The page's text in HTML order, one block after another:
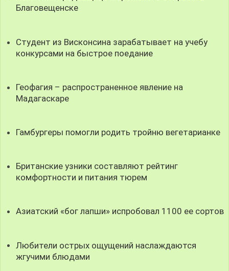
Благовещенске
Студент из Висконсина зарабатывает на учебу
конкурсами на быстрое поедание
Геофагия – распространенное явление на
Мадагаскаре
Гамбургеры помогли родить тройню вегетарианке
Британские узники составляют рейтинг
комфортности и питания тюрем
Азиатский «бог лапши» испробовал 1100 ее сортов
Любители острых ощущений наслаждаются
жгучими блюдами